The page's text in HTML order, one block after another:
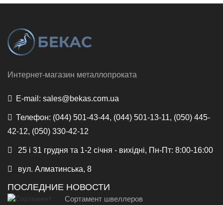
Интернет-магазин металлопроката
E-mail: sales@bekas.com.ua
Телефон: (044) 501-43-44, (044) 501-13-11, (050) 445-
42-12, (050) 330-42-12
25 і 31 грудня та 1-2 січня - вихідні, Пн-Пт: 8:00-16:00
вул. Алматинська, 8
ПОСЛЕДНИЕ НОВОСТИ
Сортамент швеллеров